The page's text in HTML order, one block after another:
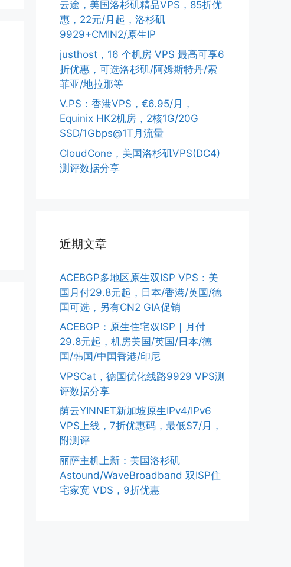
云途，美国洛杉矶精品VPS，85折优
惠，22元/月起，洛杉矶
9929+CMIN2/原生IP
justhost，16 个机房 VPS 最高可享6
折优惠，可选洛杉矶/阿姆斯特丹/索
菲亚/地拉那等
V.PS：香港VPS，€6.95/月，
Equinix HK2机房，2核1G/20G
SSD/1Gbps@1T月流量
CloudCone，美国洛杉矶VPS(DC4)
测评数据分享
近期文章
ACEBGP多地区原生双ISP VPS：美
国月付29.8元起，日本/香港/英国/德
国可选，另有CN2 GIA促销
ACEBGP：原生住宅双ISP｜月付
29.8元起，机房美国/英国/日本/德
国/韩国/中国香港/印尼
VPSCat，德国优化线路9929 VPS测
评数据分享
荫云YINNET新加坡原生IPv4/IPv6
VPS上线，7折优惠码，最低$7/月，
附测评
丽萨主机上新：美国洛杉矶
Astound/WaveBroadband 双ISP住
宅家宽 VDS，9折优惠